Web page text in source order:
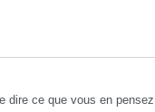
dire ce que vous en